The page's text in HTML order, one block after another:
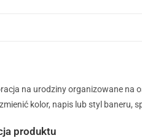
na urodziny organizowane na
kolor, napis lub styl baneru,
produktu